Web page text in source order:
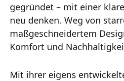
gegründet – mit einer
neu denken. Weg von
maßgeschneidertem
Komfort und
Mit ihrer eigens